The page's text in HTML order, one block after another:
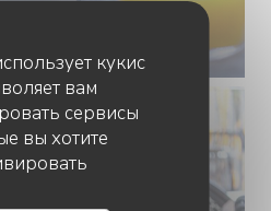
кукис
вам
сервисы
вы хотите